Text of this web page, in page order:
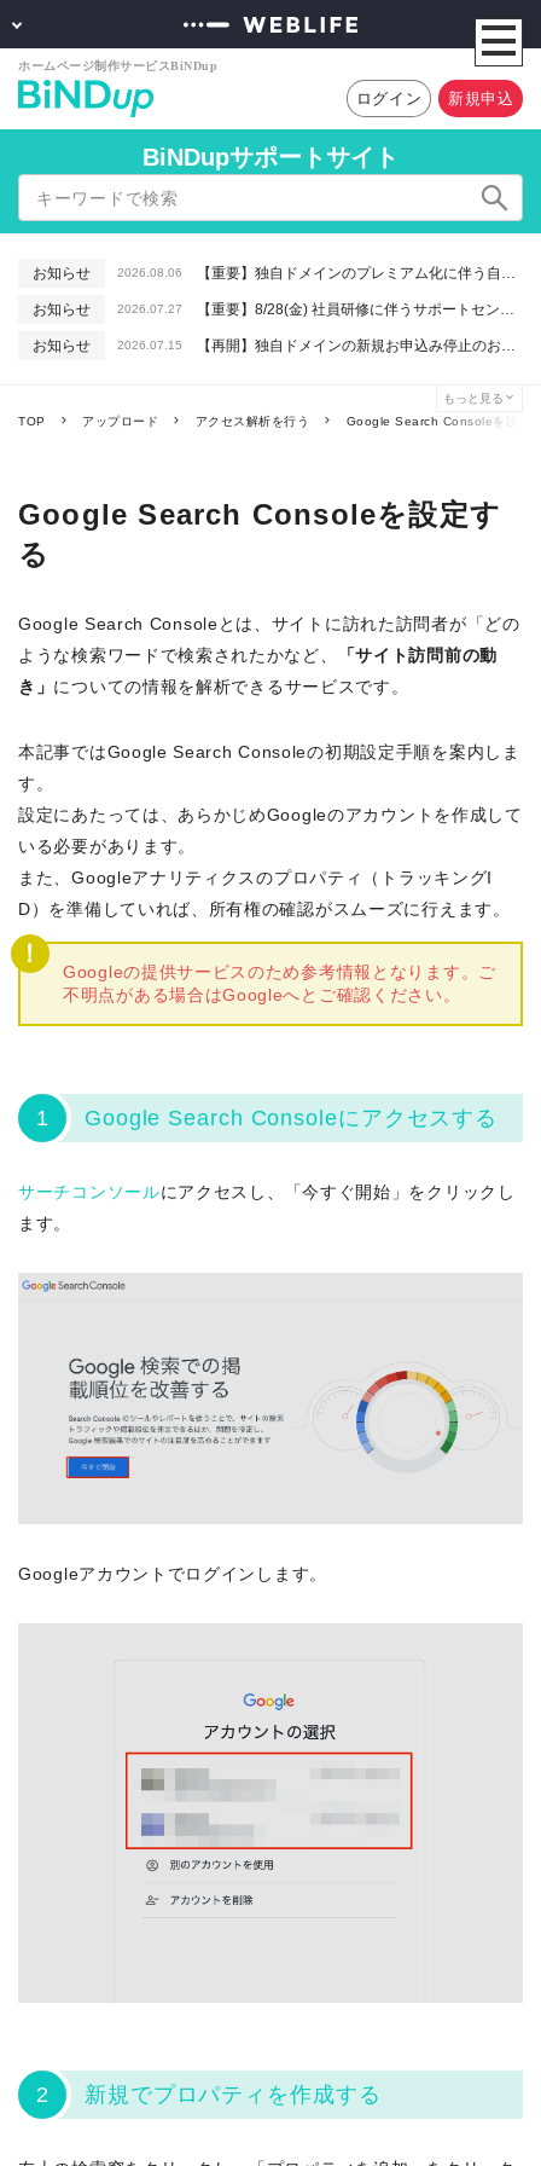
ログイン 新規申込
BiNDupサポートサイト
お知らせ 2026.08.06 【重要】独自ドメインのプレミアム化に伴う自動更新に関するお知らせ
お知らせ 2026.07.27 【重要】8/28(金) 社員研修に伴うサポートセンター休業のお知らせ
お知らせ 2026.07.15 【再開】独自ドメインの新規お申込み停止のお知らせ
もっと見る
TOP アップロード アクセス解析を行う Google Search Consoleを設定
Google Search Consoleを設定す
る
Google Search Consoleとは、サイトに訪れた訪問者が「どの
ような検索ワードで検索されたかなど、
「サイト訪問前の動
き」 についての情報を解析できるサービスです。
本記事ではGoogle Search Consoleの初期設定手順を案内しま
す。
設定にあたっては、あらかじめGoogleのアカウントを作成して
いる必要があります。
また、Googleアナリティクスのプロパティ（トラッキングI
D）を準備していれば、所有権の確認がスムーズに行えます。
Googleの提供サービスのため参考情報となります。ご
不明点がある場合はGoogleへとご確認ください。
1 Google Search Consoleにアクセスする
サーチコンソールにアクセスし、「今すぐ開始」をクリックし
ます。
Googleアカウントでログインします。
2 新規でプロパティを作成する